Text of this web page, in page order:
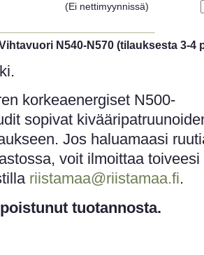
(Ei nettimyynnissä)
N540-N570 (tilauksesta 3-4
korkeaenergiset N500-
sopivat
Jos haluamaasi
voit ilmoittaa toiveesi
riistamaa@riistamaa.fi.
tuotannosta.